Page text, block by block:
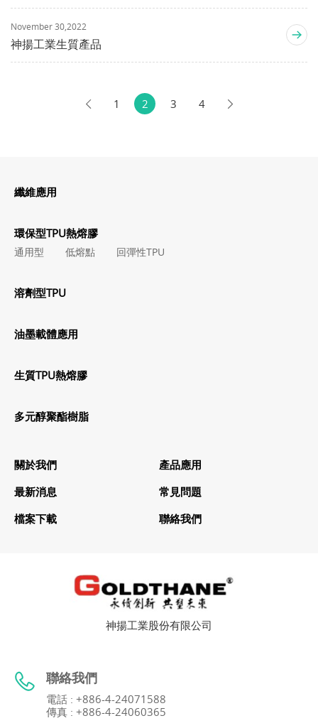
November 30,2022
神揚工業生質產品
1 2 3 4
纖維應用
環保型TPU熱熔膠
通用型 低熔點 回彈性TPU
溶劑型TPU
油墨載體應用
生質TPU熱熔膠
多元醇聚酯樹脂
關於我們
產品應用
最新消息
常見問題
檔案下載
聯絡我們
神揚工業股份有限公司
聯絡我們
電話 : +886-4-24071588
傳真 : +886-4-24060365